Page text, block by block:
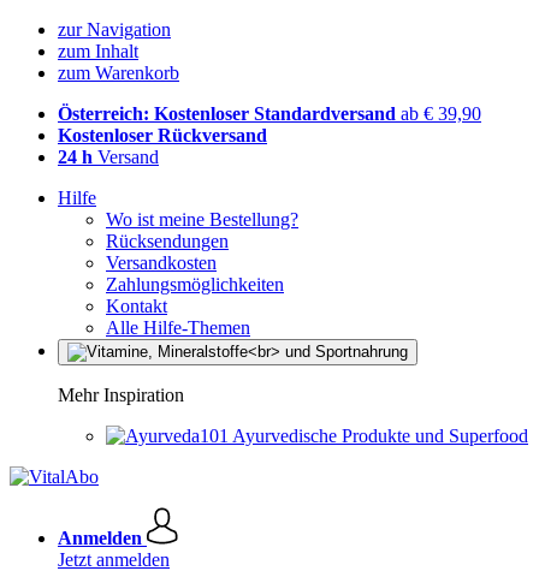
zur Navigation
zum Inhalt
zum Warenkorb
Österreich: Kostenloser Standardversand ab € 39,90
Kostenloser Rückversand
24 h Versand
Hilfe
Wo ist meine Bestellung?
Rücksendungen
Versandkosten
Zahlungsmöglichkeiten
Kontakt
Alle Hilfe-Themen
Mehr Inspiration
Ayurvedische Produkte und Superfood
Anmelden
Jetzt anmelden